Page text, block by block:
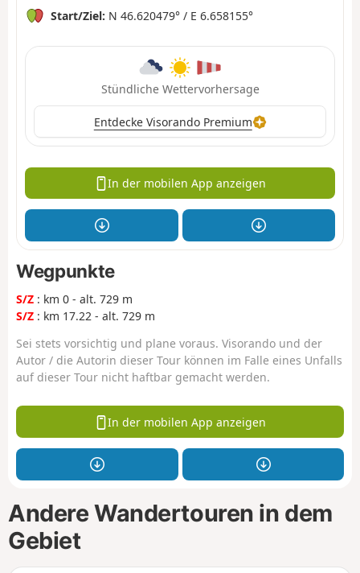
Start/Ziel: N 46.620479° / E 6.658155°
Stündliche Wettervorhersage
Entdecke Visorando Premium
In der mobilen App anzeigen
Wegpunkte
S/Z : km 0 - alt. 729 m
S/Z : km 17.22 - alt. 729 m
Sei stets vorsichtig und plane voraus. Visorando und der
Autor / die Autorin dieser Tour können im Falle eines Unfalls
auf dieser Tour nicht haftbar gemacht werden.
In der mobilen App anzeigen
Andere Wandertouren in dem
Gebiet